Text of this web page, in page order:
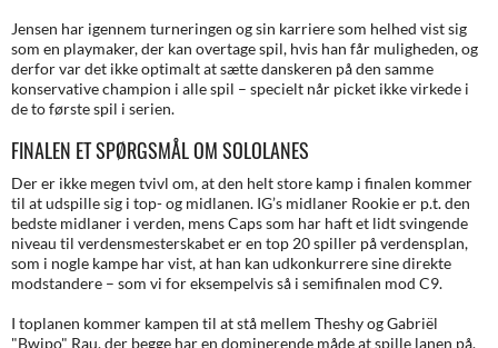
Jensen har igennem turneringen og sin karriere som helhed vist sig
som en playmaker, der kan overtage spil, hvis han får muligheden, og
derfor var det ikke optimalt at sætte danskeren på den samme
konservative champion i alle spil – specielt når picket ikke virkede i
de to første spil i serien.
FINALEN ET SPØRGSMÅL OM SOLOLANES
Der er ikke megen tvivl om, at den helt store kamp i finalen kommer
til at udspille sig i top- og midlanen. IG’s midlaner Rookie er p.t. den
bedste midlaner i verden, mens Caps som har haft et lidt svingende
niveau til verdensmesterskabet er en top 20 spiller på verdensplan,
som i nogle kampe har vist, at han kan udkonkurrere sine direkte
modstandere – som vi for eksempelvis så i semifinalen mod C9.
I toplanen kommer kampen til at stå mellem Theshy og Gabriël
"Bwipo" Rau, der begge har en dominerende måde at spille lanen på.